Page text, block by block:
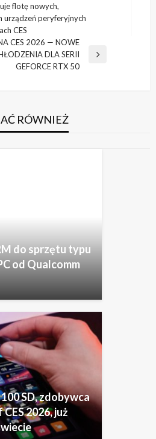
flotę nowych,
urządzeń peryferyjnych
CES
CES 2026 — NOWE
DLA SERII
GEFORCE RTX 50
RÓWNIEŻ
do sprzętu typu
od Qualcomm
SD, zdobywca
2026, już